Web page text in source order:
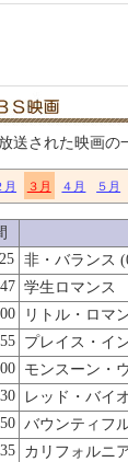
送された映画の
月 ３月 ４月 ５月
非・バランス
学生ロマンス
リトル・ロマ
プレイス・イ
モンスーン・
レッド・バイ
バウンティフ
カリフォルニ